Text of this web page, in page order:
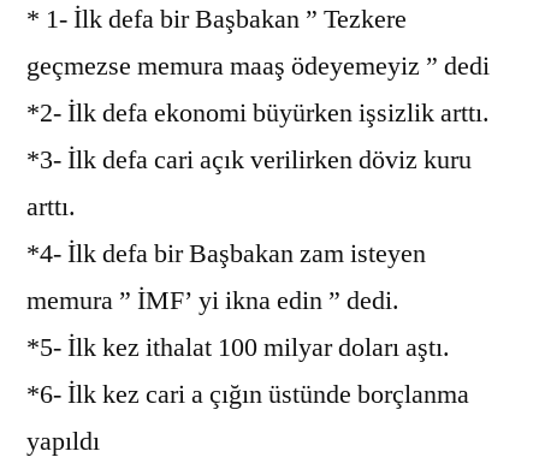
* 1- İlk defa bir Başbakan ” Tezkere
geçmezse memura maaş ödeyemeyiz ” dedi
*2- İlk defa ekonomi büyürken işsizlik arttı.
*3- İlk defa cari açık verilirken döviz kuru
arttı.
*4- İlk defa bir Başbakan zam isteyen
memura ” İMF’ yi ikna edin ” dedi.
*5- İlk kez ithalat 100 milyar doları aştı.
*6- İlk kez cari a çığın üstünde borçlanma
yapıldı